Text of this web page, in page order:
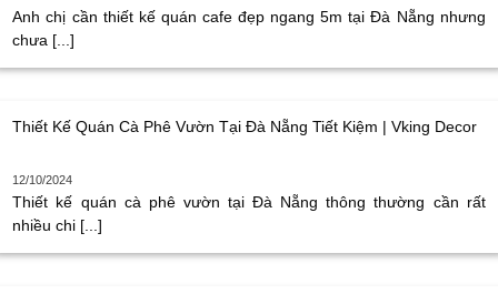
Anh chị cần thiết kế quán cafe đẹp ngang 5m tại Đà Nẵng nhưng
chưa [...]
Thiết Kế Quán Cà Phê Vườn Tại Đà Nẵng Tiết Kiệm | Vking Decor
12/10/2024
Thiết kế quán cà phê vườn tại Đà Nẵng thông thường cần rất
nhiều chi [...]